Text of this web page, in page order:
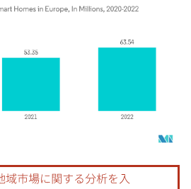
利用にはCC BY 4.0の表示が必要です。